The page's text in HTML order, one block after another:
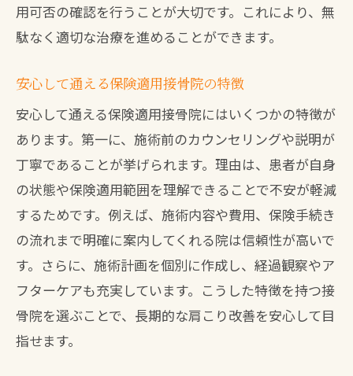
用可否の確認を行うことが大切です。これにより、無
駄なく適切な治療を進めることができます。
安心して通える保険適用接骨院の特徴
安心して通える保険適用接骨院にはいくつかの特徴が
あります。第一に、施術前のカウンセリングや説明が
丁寧であることが挙げられます。理由は、患者が自身
の状態や保険適用範囲を理解できることで不安が軽減
するためです。例えば、施術内容や費用、保険手続き
の流れまで明確に案内してくれる院は信頼性が高いで
す。さらに、施術計画を個別に作成し、経過観察やア
フターケアも充実しています。こうした特徴を持つ接
骨院を選ぶことで、長期的な肩こり改善を安心して目
指せます。